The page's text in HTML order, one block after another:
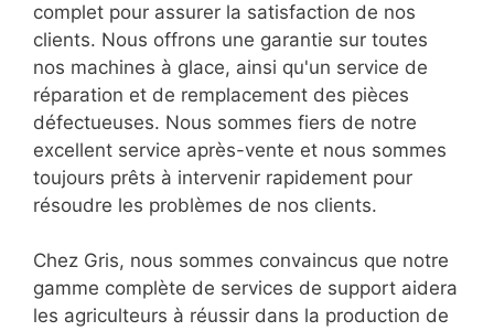
complet pour assurer la satisfaction de nos
clients. Nous offrons une garantie sur toutes
nos machines à glace, ainsi qu'un service de
réparation et de remplacement des pièces
défectueuses. Nous sommes fiers de notre
excellent service après-vente et nous sommes
toujours prêts à intervenir rapidement pour
résoudre les problèmes de nos clients.
Chez Gris, nous sommes convaincus que notre
gamme complète de services de support aidera
les agriculteurs à réussir dans la production de